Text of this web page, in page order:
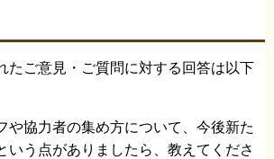
たご意見・ご質問に対する回答は以下
や協力者の集め方について、今後新た
いう点がありましたら、教えてくださ